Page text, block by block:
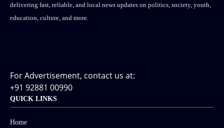
delivering fast, reliable, and local news updates on politics, society, youth,
education, culture, and more.
For Advertisement, contact us at:
+91 92881 00990
QUICK LINKS
Home